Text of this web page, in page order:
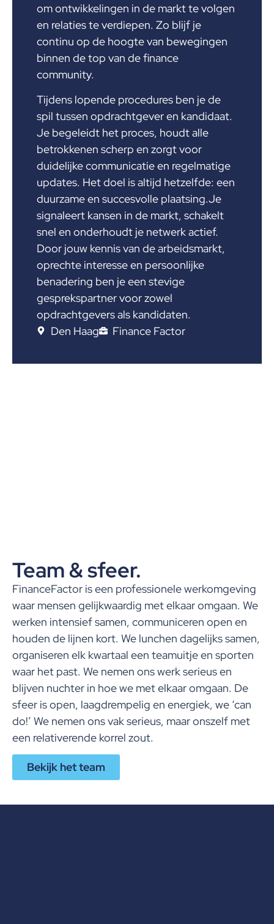
om ontwikkelingen in de markt te volgen
en relaties te verdiepen. Zo blijf je
continu op de hoogte van bewegingen
binnen de top van de finance
community.
Tijdens lopende procedures ben je de
spil tussen opdrachtgever en kandidaat.
Je begeleidt het proces, houdt alle
betrokkenen scherp en zorgt voor
duidelijke communicatie en regelmatige
updates. Het doel is altijd hetzelfde: een
duurzame en succesvolle plaatsing.Je
signaleert kansen in de markt, schakelt
snel en onderhoudt je netwerk actief.
Door jouw kennis van de arbeidsmarkt,
oprechte interesse en persoonlijke
benadering ben je een stevige
gesprekspartner voor zowel
opdrachtgevers als kandidaten.
Den Haag
Finance Factor
Team & sfeer.
FinanceFactor is een professionele werkomgeving
waar mensen gelijkwaardig met elkaar omgaan. We
werken intensief samen, communiceren open en
houden de lijnen kort. We lunchen dagelijks samen,
organiseren elk kwartaal een teamuitje en sporten
waar het past. We nemen ons werk serieus en
blijven nuchter in hoe we met elkaar omgaan. De
sfeer is open, laagdrempelig en energiek, we ‘can
do!’ We nemen ons vak serieus, maar onszelf met
een relativerende korrel zout.
Bekijk het team